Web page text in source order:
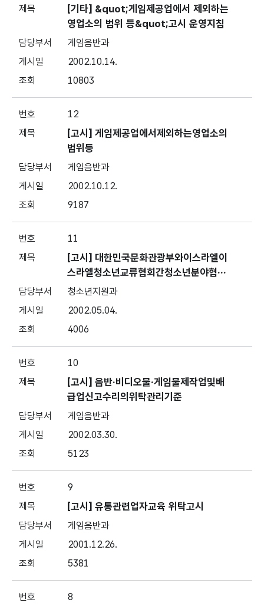
[기타] &quot;게임제공업에서 제외하는
영업소의 범위 등&quot;고시 운영지침
게임음반과
2002.10.14.
10803
12
[고시] 게임제공업에서제외하는영업소의
범위등
게임음반과
2002.10.12.
9187
11
[고시] 대한민국문화관광부와이스라엘이
스라엘청소년교류협회간청소년분야협력
약정
청소년지원과
2002.05.04.
4006
10
[고시] 음반·비디오물·게임물제작업및배
급업신고수리의위탁관리기준
게임음반과
2002.03.30.
5123
9
[고시] 유통관련업자교육 위탁고시
게임음반과
2001.12.26.
5381
8